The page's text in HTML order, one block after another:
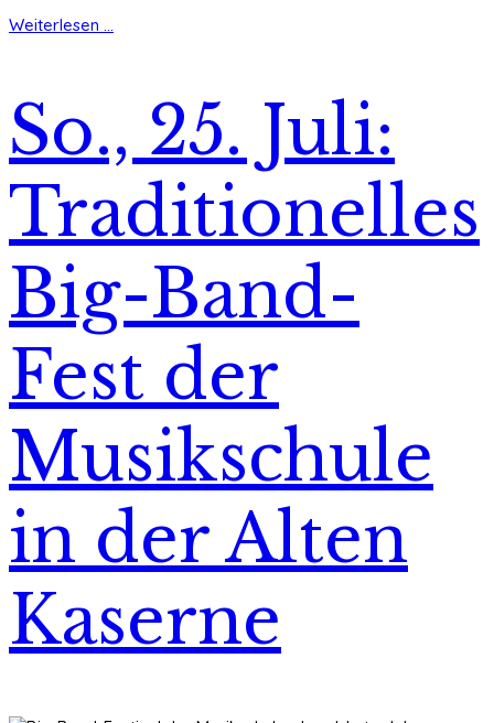
Weiterlesen ...
So., 25. Juli:
Traditionelles
Big-Band-
Fest der
Musikschule
in der Alten
Kaserne